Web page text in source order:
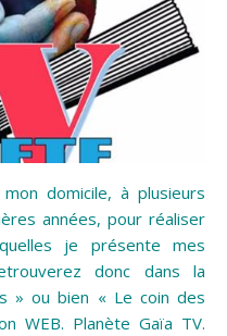
domicile, à plusieurs
années, pour réaliser
je présente mes
donc dans la
» ou bien « Le coin des
WEB. Planète Gaïa TV.